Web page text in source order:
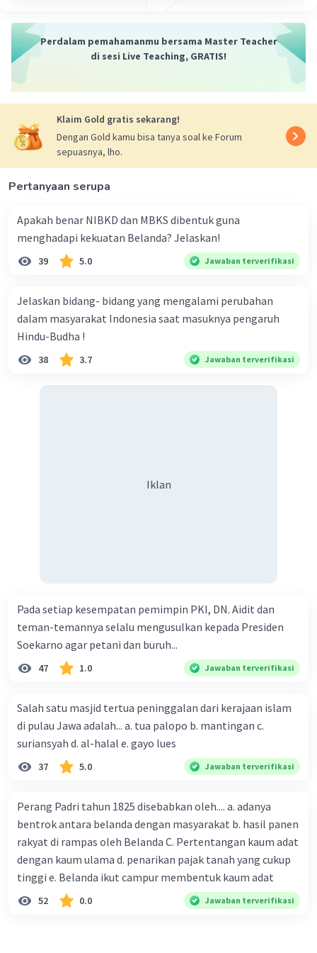
Perdalam pemahamanmu bersama Master Teacher
di sesi Live Teaching, GRATIS!
Klaim Gold gratis sekarang!
Dengan Gold kamu bisa tanya soal ke Forum
sepuasnya, lho.
Pertanyaan serupa
Apakah benar NIBKD dan MBKS dibentuk guna
menghadapi kekuatan Belanda? Jelaskan!
39 5.0 Jawaban terverifikasi
Jelaskan bidang- bidang yang mengalami perubahan
dalam masyarakat Indonesia saat masuknya pengaruh
Hindu-Budha !
38 3.7 Jawaban terverifikasi
Iklan
Pada setiap kesempatan pemimpin PKI, DN. Aidit dan
teman-temannya selalu mengusulkan kepada Presiden
Soekarno agar petani dan buruh...
47 1.0 Jawaban terverifikasi
Salah satu masjid tertua peninggalan dari kerajaan islam
di pulau Jawa adalah... a. tua palopo b. mantingan c.
suriansyah d. al-halal e. gayo lues
37 5.0 Jawaban terverifikasi
Perang Padri tahun 1825 disebabkan oleh.... a. adanya
bentrok antara belanda dengan masyarakat b. hasil panen
rakyat di rampas oleh Belanda C. Pertentangan kaum adat
dengan kaum ulama d. penarikan pajak tanah yang cukup
tinggi e. Belanda ikut campur membentuk kaum adat
52 0.0 Jawaban terverifikasi